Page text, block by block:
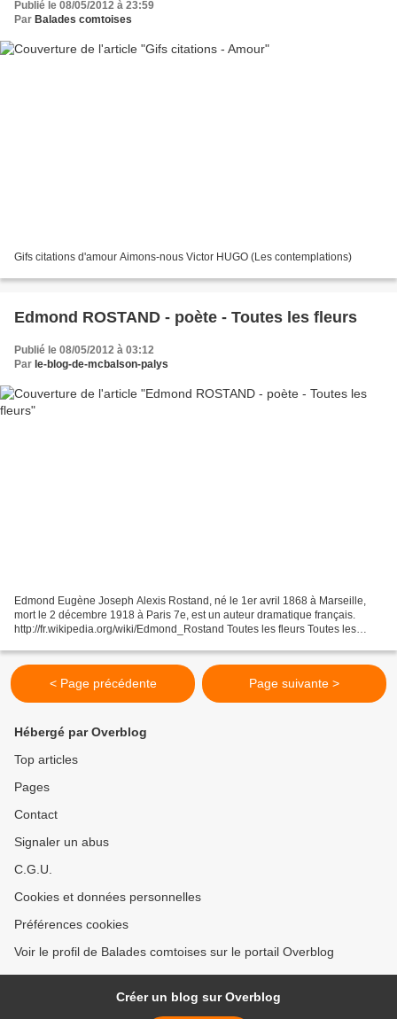
Publié le 08/05/2012 à 23:59
Par Balades comtoises
Gifs citations d'amour Aimons-nous Victor HUGO (Les contemplations)
Edmond ROSTAND - poète - Toutes les fleurs
Publié le 08/05/2012 à 03:12
Par le-blog-de-mcbalson-palys
Edmond Eugène Joseph Alexis Rostand, né le 1er avril 1868 à Marseille,
mort le 2 décembre 1918 à Paris 7e, est un auteur dramatique français.
http://fr.wikipedia.org/wiki/Edmond_Rostand Toutes les fleurs Toutes les
< Page précédente Page suivante >
Hébergé par Overblog
Top articles
Pages
Contact
Signaler un abus
C.G.U.
Cookies et données personnelles
Préférences cookies
Voir le profil de Balades comtoises sur le portail Overblog
Créer un blog sur Overblog